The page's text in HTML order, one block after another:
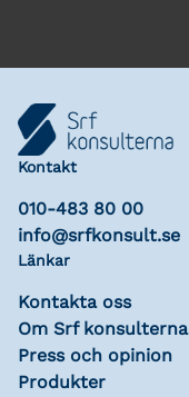
Kontakt
010-483 80 00
info@srfkonsult.se
Länkar
Kontakta oss
Om Srf konsulterna
Press och opinion
Produkter